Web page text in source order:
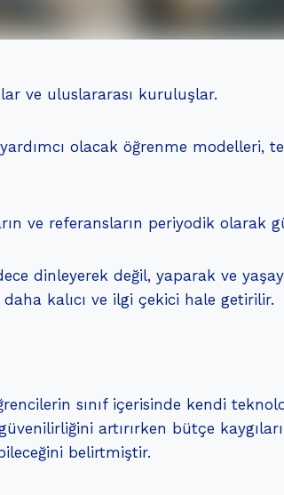
ve uluslararası kuruluşlar.
olacak öğrenme
ve referansların periyodik olarak
dinleyerek değil, yaparak ve
kalıcı ve ilgi çekici hale getirilir.
sınıf içerisinde kendi
artırırken bütçe
belirtmiştir.